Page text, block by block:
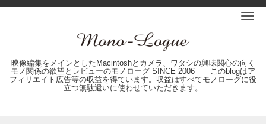
映像編集をメインとしたMacintoshとカメラ、ワタシの興味関心の向く
モノ関係の欲望とレビューのモノローグ SINCE 2006 このblogはア
フィリエイト広告等の収益を得ています。収益はすべてモノローグに役
立つ無駄遣いに使わせていただきます。